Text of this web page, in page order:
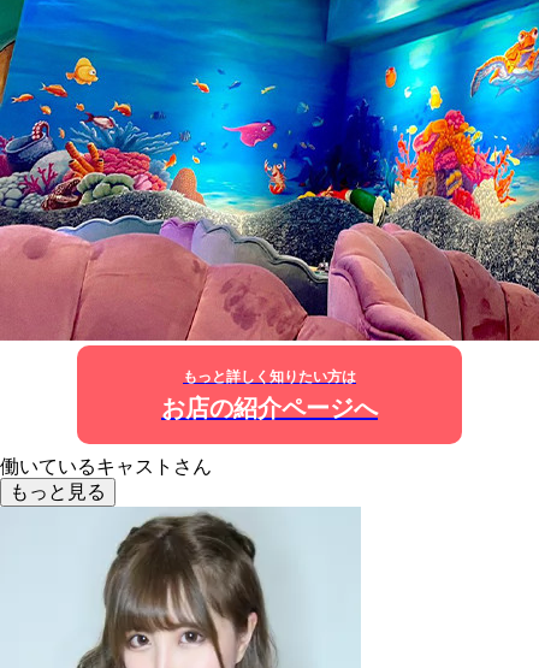
もっと詳しく知りたい方は
お店の紹介ページへ
働いているキャストさん
もっと見る